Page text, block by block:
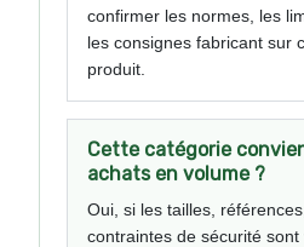
confirmer les normes, les
les consignes fabricant sur
produit.
Cette catégorie
achats en volume ?
Oui, si les tailles,
contraintes de sécurité sont